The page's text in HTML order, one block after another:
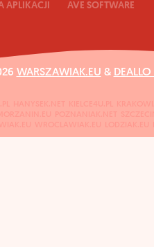
APLIKACJI AVE SOFTWARE
WARSZAWIAK.EU &